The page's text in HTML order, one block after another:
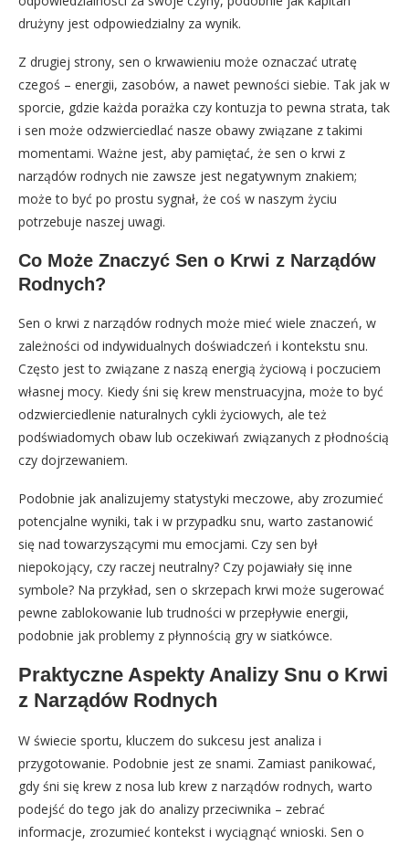
drużyny jest odpowiedzialny za wynik.
Z drugiej strony, sen o krwawieniu może oznaczać utratę
czegoś – energii, zasobów, a nawet pewności siebie. Tak jak w
sporcie, gdzie każda porażka czy kontuzja to pewna strata, tak
i sen może odzwierciedlać nasze obawy związane z takimi
momentami. Ważne jest, aby pamiętać, że sen o krwi z
narządów rodnych nie zawsze jest negatywnym znakiem;
może to być po prostu sygnał, że coś w naszym życiu
potrzebuje naszej uwagi.
Co Może Znaczyć Sen o Krwi z Narządów
Rodnych?
Sen o krwi z narządów rodnych może mieć wiele znaczeń, w
zależności od indywidualnych doświadczeń i kontekstu snu.
Często jest to związane z naszą energią życiową i poczuciem
własnej mocy. Kiedy śni się krew menstruacyjna, może to być
odzwierciedlenie naturalnych cykli życiowych, ale też
podświadomych obaw lub oczekiwań związanych z płodnością
czy dojrzewaniem.
Podobnie jak analizujemy statystyki meczowe, aby zrozumieć
potencjalne wyniki, tak i w przypadku snu, warto zastanowić
się nad towarzyszącymi mu emocjami. Czy sen był
niepokojący, czy raczej neutralny? Czy pojawiały się inne
symbole? Na przykład, sen o skrzepach krwi może sugerować
pewne zablokowanie lub trudności w przepływie energii,
podobnie jak problemy z płynnością gry w siatkówce.
Praktyczne Aspekty Analizy Snu o Krwi
z Narządów Rodnych
W świecie sportu, kluczem do sukcesu jest analiza i
przygotowanie. Podobnie jest ze snami. Zamiast panikować,
gdy śni się krew z nosa lub krew z narządów rodnych, warto
podejść do tego jak do analizy przeciwnika – zebrać
informacje, zrozumieć kontekst i wyciągnąć wnioski. Sen o